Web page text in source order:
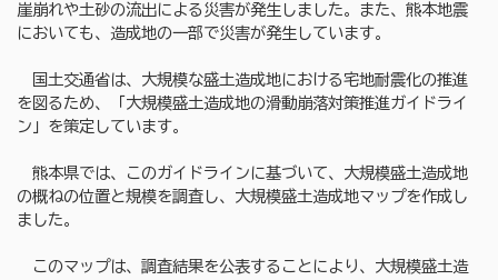
崖崩れや土砂の流出による災害が発生しました。また、熊本地震
においても、造成地の一部で災害が発生しています。
国土交通省は、大規模な盛土造成地における宅地耐震化の推進
を図るため、「大規模盛土造成地の滑動崩落対策推進ガイドライ
ン」を策定しています。
熊本県では、このガイドラインに基づいて、大規模盛土造成地
の概ねの位置と規模を調査し、大規模盛土造成地マップを作成し
ました。
このマップは、調査結果を公表することにより、大規模盛土造